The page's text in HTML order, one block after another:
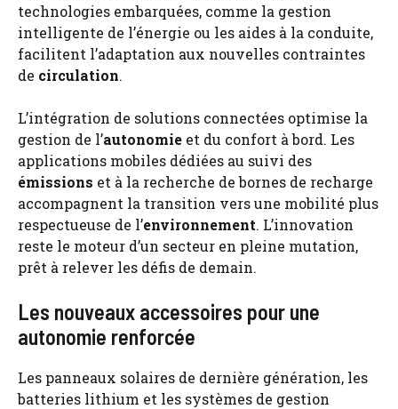
technologies embarquées, comme la gestion
intelligente de l’énergie ou les aides à la conduite,
facilitent l’adaptation aux nouvelles contraintes
de circulation.
L’intégration de solutions connectées optimise la
gestion de l’autonomie et du confort à bord. Les
applications mobiles dédiées au suivi des
émissions et à la recherche de bornes de recharge
accompagnent la transition vers une mobilité plus
respectueuse de l’environnement. L’innovation
reste le moteur d’un secteur en pleine mutation,
prêt à relever les défis de demain.
Les nouveaux accessoires pour une
autonomie renforcée
Les panneaux solaires de dernière génération, les
batteries lithium et les systèmes de gestion